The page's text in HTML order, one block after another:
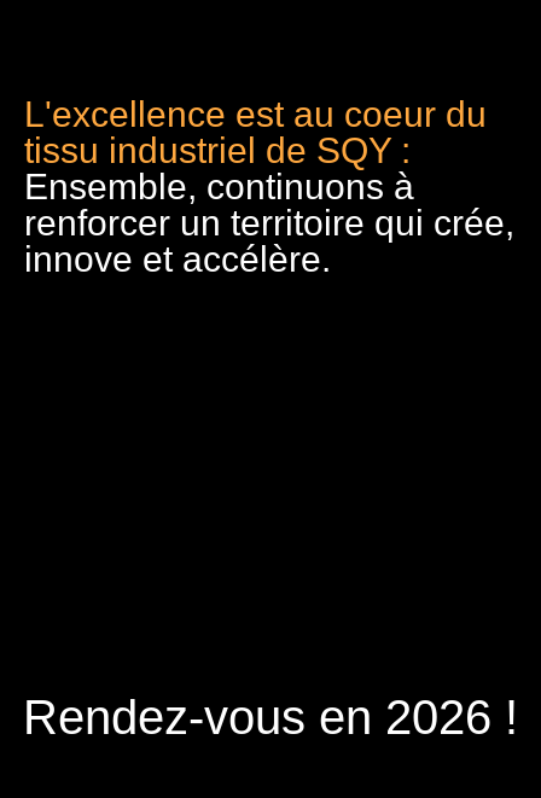
L'excellence est au coeur du
tissu industriel de SQY :
Ensemble, continuons à
renforcer un territoire qui crée,
innove et accélère.
Rendez-vous en 2026 !